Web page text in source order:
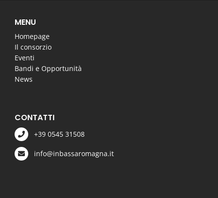
MENU
Homepage
Il consorzio
Eventi
Bandi e Opportunità
News
CONTATTI
+39 0545 31508
info@inbassaromagna.it